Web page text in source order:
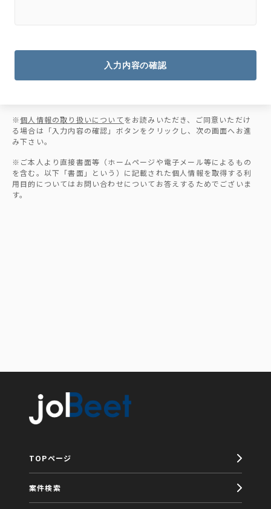
入力内容の確認
※個人情報の取り扱いについてをお読みいただき、ご同意いただけ
る場合は「入力内容の確認」ボタンをクリックし、次の画面へお進
み下さい。
※ご本人より直接書面等（ホームページや電子メール等によるもの
を含む。以下「書面」という）に記載された個人情報を取得する利
用目的についてはお問い合わせについてお答えするためでございま
す。
TOPページ
案件検索